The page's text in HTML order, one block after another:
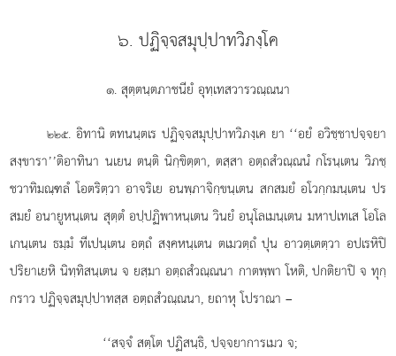
๖. ปฏิจฺจสมุปฺปาทวิภงฺโค
๑. สุตฺตนฺตภาชนียํ อุทฺเทสวารวณฺณนา
๒๒๕. อิทานิตทนนฺตเร ปฏิจฺจสมุปฺปาทวิภงฺเค ยา ‘‘อยํ อวิชฺชาปจฺจยา
สงฺขารา’’ติอาทินา นเยน ตนฺติ นิกฺขิตฺตา, ตสฺสา อตฺถสํวณฺณนํ กโรนฺเตน วิภชฺ
ชวาทิมณฺฑลํ โอตริตฺวา อาจริเย อนพฺภาจิกฺขนฺเตน สกสมยํ อโวกฺกมนฺเตน ปร
สมยํ อนายูหนฺเตน สุตฺตํ อปฺปฏิพาหนฺเตน วินยํ อนุโลเมนฺเตน มหาปเทเส โอโล
เกนฺเตน ธมฺมํ ทีเปนฺเตน อตฺถํ สงฺคหนฺเตน ตเมวตฺถํ ปุน อาวตฺเตตฺวา อปเรหิปิ
ปริยาเยหิ นิทฺทิสนฺเตน จ ยสฺมา อตฺถสํวณฺณนา กาตพฺพา โหติ, ปกติยาปิ จ ทุกฺ
กราว ปฏิจฺจสมุปฺปาทสฺส อตฺถสํวณฺณนา, ยถาหุ โปราณา –
‘‘สจฺจํ สตฺโต ปฏิสนฺธิ, ปจฺจยาการเมว จ;